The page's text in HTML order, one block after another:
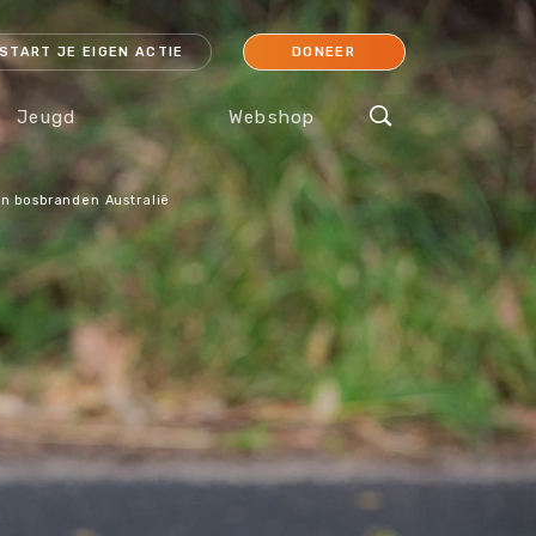
START JE EIGEN ACTIE DONEER
Koraal
Orang-oetan
Jeugd Webshop
bosbranden Australië